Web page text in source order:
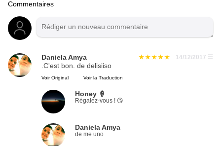
Commentaires
Daniela Amya 14/12/2017 ☰
.C'est bon. de delisiiso
Voir Original Voir la Traduction
Honey 🍦
Régalez-vous ! 😘
Daniela Amya
de me uno